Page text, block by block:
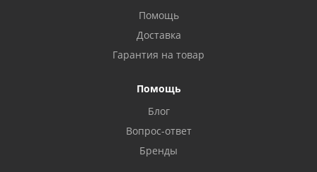
Помощь
Доставка
Гарантия на товар
Помощь
Блог
Вопрос-ответ
Бренды